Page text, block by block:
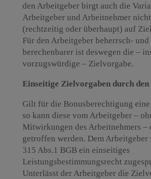
den Arbeitgeber birgt auch die
Arbeitgeber und Arbeitnehmer
(rechtzeitig oder überhaupt) auf
Für den Arbeitgeber beherrsch-
berechenbarer ist deswegen die –
vorzugswürdige – Zielvorgabe.
Einseitige Zielvorgaben durch
Gilt für die Bonusberechtigung
so kann diese vom Arbeitgeber –
Mitwirkungen des Arbeitnehmers –
getroffen werden. Dem Arbeitgeber
315 Abs.1 BGB ein einseitiges
Leistungsbestimmungsrecht
Unterlässt der Arbeitgeber die